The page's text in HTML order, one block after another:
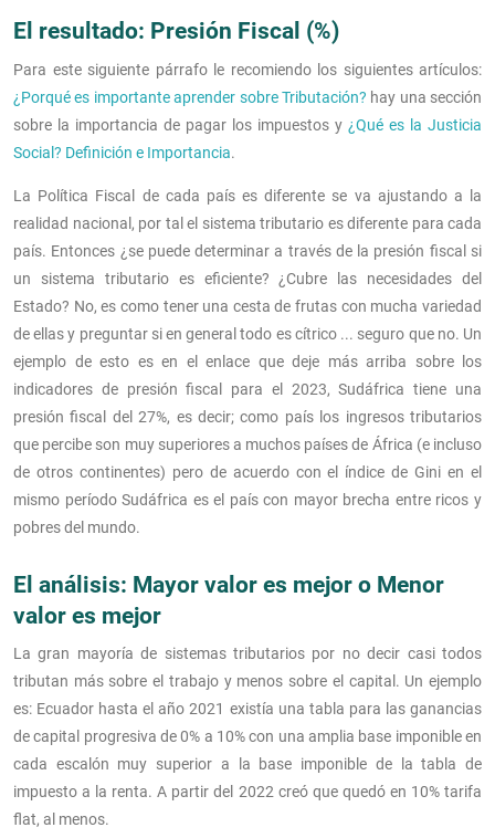
El resultado: Presión Fiscal (%)
Para este siguiente párrafo le recomiendo los siguientes artículos:
¿Porqué es importante aprender sobre Tributación? hay una sección
sobre la importancia de pagar los impuestos y ¿Qué es la Justicia
Social? Definición e Importancia.
La Política Fiscal de cada país es diferente se va ajustando a la
realidad nacional, por tal el sistema tributario es diferente para cada
país. Entonces ¿se puede determinar a través de la presión fiscal si
un sistema tributario es eficiente? ¿Cubre las necesidades del
Estado? No, es como tener una cesta de frutas con mucha variedad
de ellas y preguntar si en general todo es cítrico ... seguro que no. Un
ejemplo de esto es en el enlace que deje más arriba sobre los
indicadores de presión fiscal para el 2023, Sudáfrica tiene una
presión fiscal del 27%, es decir; como país los ingresos tributarios
que percibe son muy superiores a muchos países de África (e incluso
de otros continentes) pero de acuerdo con el índice de Gini en el
mismo período Sudáfrica es el país con mayor brecha entre ricos y
pobres del mundo.
El análisis: Mayor valor es mejor o Menor
valor es mejor
La gran mayoría de sistemas tributarios por no decir casi todos
tributan más sobre el trabajo y menos sobre el capital. Un ejemplo
es: Ecuador hasta el año 2021 existía una tabla para las ganancias
de capital progresiva de 0% a 10% con una amplia base imponible en
cada escalón muy superior a la base imponible de la tabla de
impuesto a la renta. A partir del 2022 creó que quedó en 10% tarifa
flat, al menos.